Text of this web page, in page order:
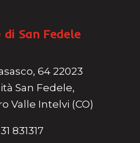
di San Fedele
64 22023
San Fedele,
Valle Intelvi (CO)
831317